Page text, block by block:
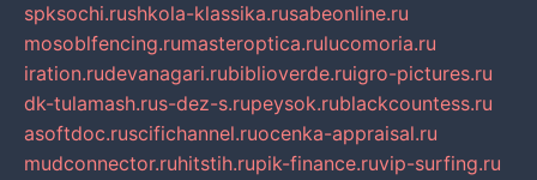
spksochi.rushkola-klassika.rusabeonline.ru
mosoblfencing.rumasteroptica.rulucomoria.ru
iration.rudevanagari.rubiblioverde.ruigro-pictures.ru
dk-tulamash.rus-dez-s.rupeysok.rublackcountess.ru
asoftdoc.ruscifichannel.ruocenka-appraisal.ru
mudconnector.ruhitstih.rupik-finance.ruvip-surfing.ru